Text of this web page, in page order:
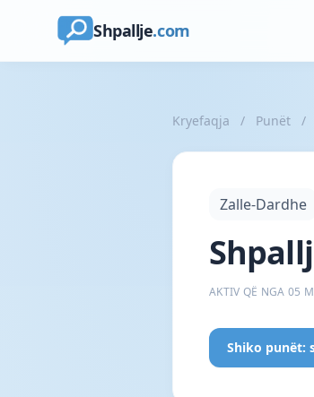
Shpallje.com
Kryefaqja / Punët /
Zalle-Dardhe
AKTIV QË NGA 05
Shiko punët: